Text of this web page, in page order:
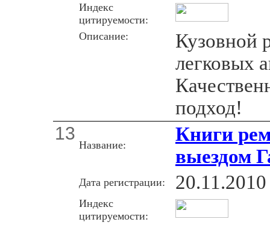
Индекс
цитируемости:
Описание:
Кузовной
легковых
подход!
13
Название:
Книги
выездом
Дата регистрации: 20.11.2010
Индекс
цитируемости: